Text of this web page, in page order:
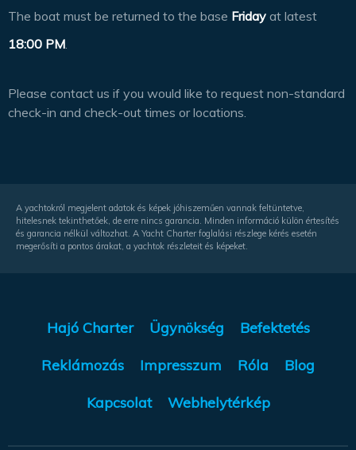
The boat must be returned to the base Friday at latest
18:00 PM.
Please contact us if you would like to request non-standard
check-in and check-out times or locations.
A yachtokról megjelent adatok és képek jóhiszeműen vannak feltüntetve,
hitelesnek tekinthetőek, de erre nincs garancia. Minden információ külön értesítés
és garancia nélkül változhat. A Yacht Charter foglalási részlege kérés esetén
megerősíti a pontos árakat, a yachtok részleteit és képeket.
Hajó Charter Ügynökség Befektetés
Reklámozás Impresszum Róla Blog
Kapcsolat Webhelytérkép